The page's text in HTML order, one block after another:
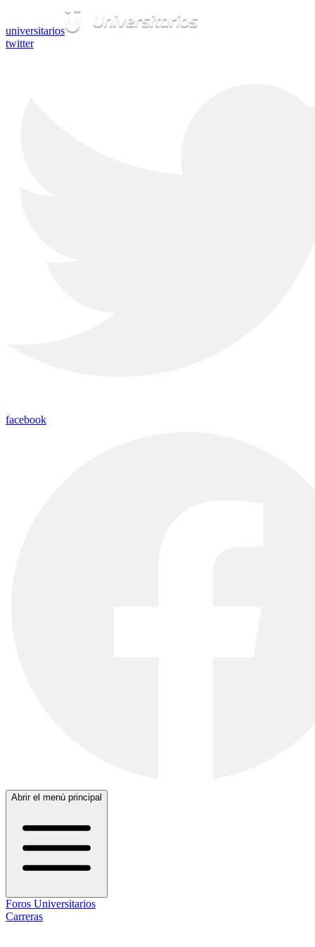
universitarios
twitter
facebook
Abrir el menú principal
Foros Universitarios
Carreras